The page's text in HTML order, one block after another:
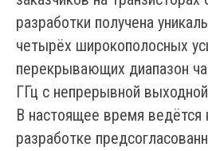
разработки получена
четырёх широкополосных
перекрывающих диапазон
ГГц с непрерывной
В настоящее время ведётся
разработке